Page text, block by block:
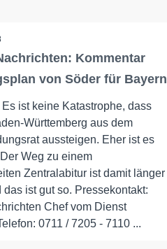
Kommentar
von Söder für Bayern
ist keine Katastrophe, dass
Württemberg aus dem
aussteigen. Eher ist es
Weg zu einem
Zentralabitur ist damit länger
ist gut so. Pressekontakt:
Chef vom Dienst
0711 / 7205 - 7110 ...